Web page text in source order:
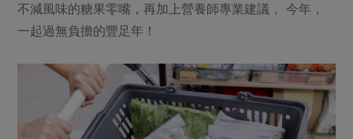
居家好物
家庭清潔 織品
圖書禮品
防災用品
飲品
主題食譜
年菜食譜
更多議題活動
傳到心坎裡，誠心又澎派
更多議題
生活者e週報
綠主張月刊
合作社法規
選舉專區
最新消息
不減風味的糖果零嘴，再加上營養師專業建議， 今年，
一起過無負擔的豐足年！